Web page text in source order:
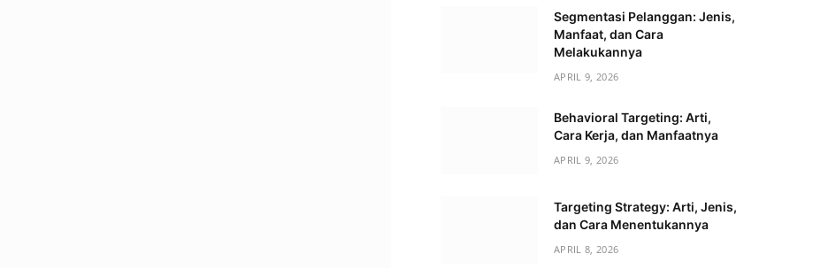
Segmentasi Pelanggan: Jenis,
Manfaat, dan Cara
Melakukannya
APRIL 9, 2026
Behavioral Targeting: Arti,
Cara Kerja, dan Manfaatnya
APRIL 9, 2026
Targeting Strategy: Arti, Jenis,
dan Cara Menentukannya
APRIL 8, 2026